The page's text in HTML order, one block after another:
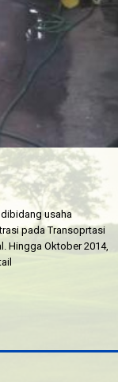
dibidang usaha
pada Transoprtasi
Hingga Oktober 2014,